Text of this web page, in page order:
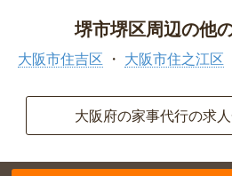
堺市堺区周辺の他
大阪市住吉区 大阪市住之江区
大阪府の家事代行の求